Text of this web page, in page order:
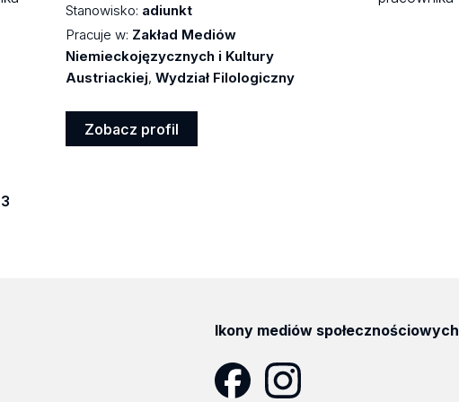
Stanowisko: adiunkt
Pracuje w: Zakład Mediów
Niemieckojęzycznych i Kultury
Austriackiej, Wydział Filologiczny
Zobacz profil
3
Ikony mediów społecznościowych